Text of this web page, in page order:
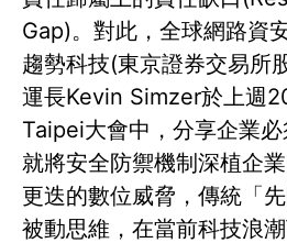
Gap)。對此，全球網路資
趨勢科技(東京證券交易所
運長Kevin Simzer於上週
Taipei大會中，分享企業
就將安全防禦機制深植企
更迭的數位威脅，傳統「
被動思維，在當前科技浪潮